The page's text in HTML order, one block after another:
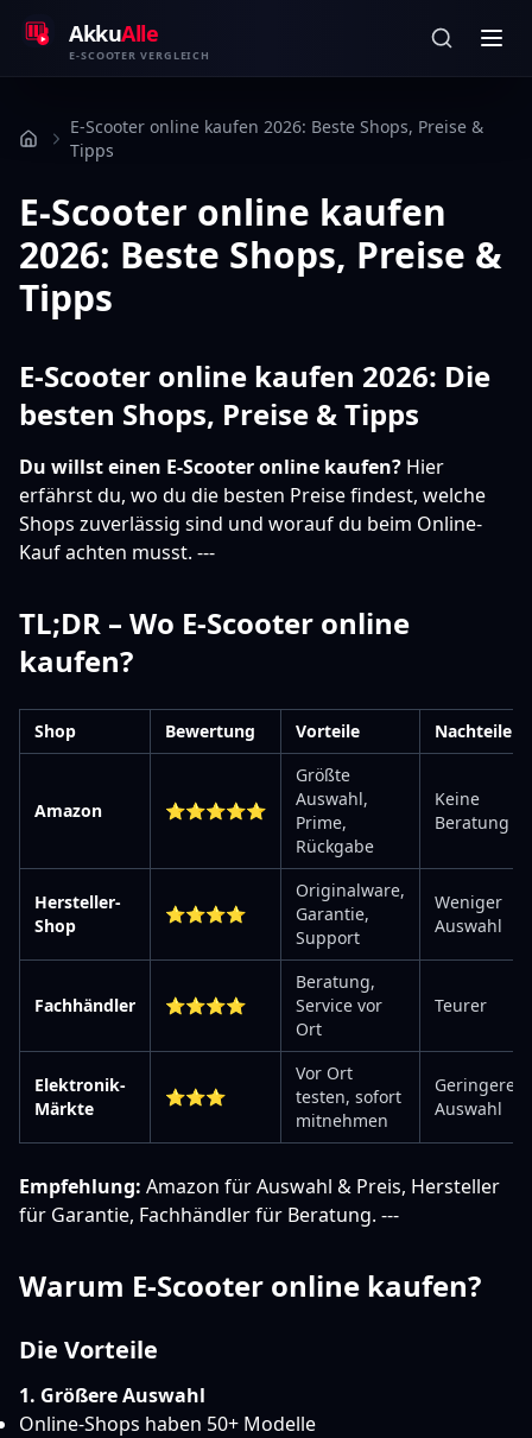
AkkuAlle
E-SCOOTER VERGLEICH
E-Scooter online kaufen 2026: Beste Shops, Preise &
Tipps
E-Scooter online kaufen
2026: Beste Shops, Preise &
Tipps
E-Scooter online kaufen 2026: Die
besten Shops, Preise & Tipps
Du willst einen E-Scooter online kaufen? Hier
erfährst du, wo du die besten Preise findest, welche
Shops zuverlässig sind und worauf du beim Online-
Kauf achten musst. ---
TL;DR – Wo E-Scooter online
kaufen?
Shop Bewertung Vorteile Nachteile
Amazon ⭐⭐⭐⭐⭐
Größte
Auswahl,
Prime,
Rückgabe
Keine
Beratung
Hersteller-
Shop
⭐⭐⭐⭐
Originalware,
Garantie,
Support
Weniger
Auswahl
Fachhändler ⭐⭐⭐⭐
Beratung,
Service vor
Ort
Teurer
Elektronik-
Märkte
⭐⭐⭐
Vor Ort
testen, sofort
mitnehmen
Geringere
Auswahl
Empfehlung: Amazon für Auswahl & Preis, Hersteller
für Garantie, Fachhändler für Beratung. ---
Warum E-Scooter online kaufen?
Die Vorteile
1. Größere Auswahl
Online-Shops haben 50+ Modelle